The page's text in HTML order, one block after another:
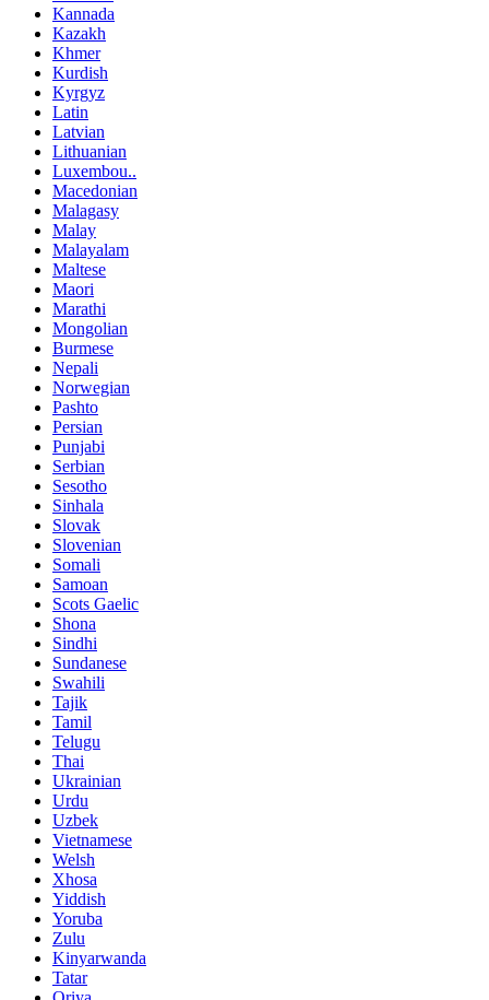
Kannada
Kazakh
Khmer
Kurdish
Kyrgyz
Latin
Latvian
Lithuanian
Luxembou..
Macedonian
Malagasy
Malay
Malayalam
Maltese
Maori
Marathi
Mongolian
Burmese
Nepali
Norwegian
Pashto
Persian
Punjabi
Serbian
Sesotho
Sinhala
Slovak
Slovenian
Somali
Samoan
Scots Gaelic
Shona
Sindhi
Sundanese
Swahili
Tajik
Tamil
Telugu
Thai
Ukrainian
Urdu
Uzbek
Vietnamese
Welsh
Xhosa
Yiddish
Yoruba
Zulu
Kinyarwanda
Tatar